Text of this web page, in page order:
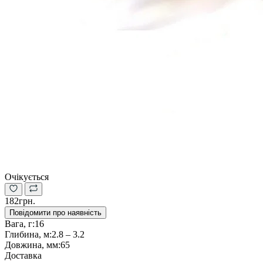
Очікується
182грн.
Повідомити про наявність
Вага, г:16
Глибина, м:2.8 – 3.2
Довжина, мм:65
Доставка